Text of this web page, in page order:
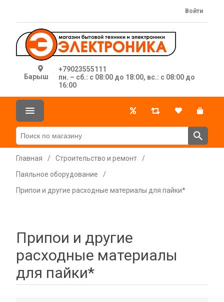
Барыш
+79023555111
пн. – сб.: с 08:00 до 18:00, вс.: с 08:00 до
16:00
Войти
Главная / Строительство и ремонт
/
Паяльное оборудование
/
Припои и другие расходные материалы для пайки*
Припои и другие
расходные материалы
для пайки*